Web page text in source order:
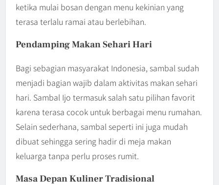
ketika mulai bosan dengan menu kekinian yang
terasa terlalu ramai atau berlebihan.
Pendamping Makan Sehari Hari
Bagi sebagian masyarakat Indonesia, sambal sudah
menjadi bagian wajib dalam aktivitas makan sehari
hari. Sambal Ijo termasuk salah satu pilihan favorit
karena terasa cocok untuk berbagai menu rumahan.
Selain sederhana, sambal seperti ini juga mudah
dibuat sehingga sering hadir di meja makan
keluarga tanpa perlu proses rumit.
Masa Depan Kuliner Tradisional